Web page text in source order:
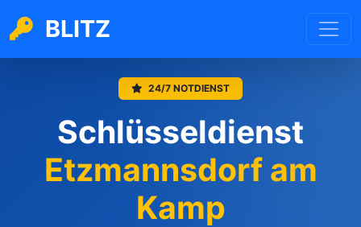
BLITZ
24/7 NOTDIENST
Schlüsseldienst
Etzmannsdorf am
Kamp